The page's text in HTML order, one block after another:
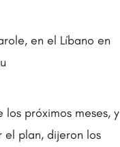
en el Líbano en
próximos meses, y
el plan, dijeron los